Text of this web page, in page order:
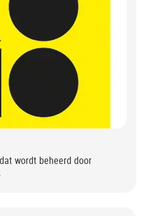
wordt beheerd door